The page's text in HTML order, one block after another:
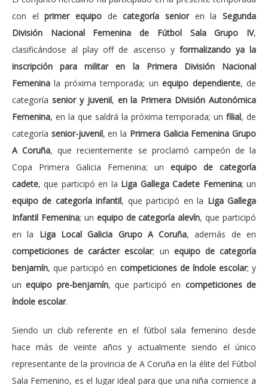
con elprimer equipo decategoría senioren laSegunda
División Nacional Femenina de Fútbol Sala Grupo IV,
clasificándose al play off de ascenso y formalizando ya la
inscripción para militar en la Primera División Nacional
Femenina la próxima temporada; unequipo dependiente, de
categoría senior y juvenil, en la Primera División Autonómica
Femenina, en la que saldrá la próxima temporada; un filial, de
categoría senior-juvenil, en la Primera Galicia Femenina Grupo
A Coruña, que recientemente se proclamó campeón de la
Copa Primera Galicia Femenina; un equipo de categoría
cadete, que participó en la Liga Gallega Cadete Femenina; un
equipo de categoría infantil, que participó en la Liga Gallega
Infantil Femenina; un equipo de categoría alevín, que participó
en la Liga Local Galicia Grupo A Coruña, además de en
competiciones de carácter escolar; un equipo de categoría
benjamín, que participó en competiciones de índole escolar; y
unequipo pre-benjamín, que participó en competiciones de
índole escolar.
Siendo un club referente en el fútbol sala femenino desde
hace más de veinte años y actualmente siendo el único
representante de la provincia de A Coruña en la élite del Fútbol
Sala Femenino, es el lugar ideal para que una niña comience a